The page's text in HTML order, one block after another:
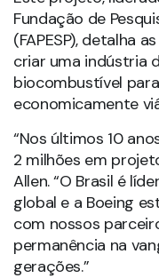
Fundação de
(FAPESP), detalha
criar uma indústria
biocombustível
economicamente
“Nos últimos 10
2 milhões em
Allen. “O Brasil é
global e a Boeing
com nossos
permanência na
gerações.”